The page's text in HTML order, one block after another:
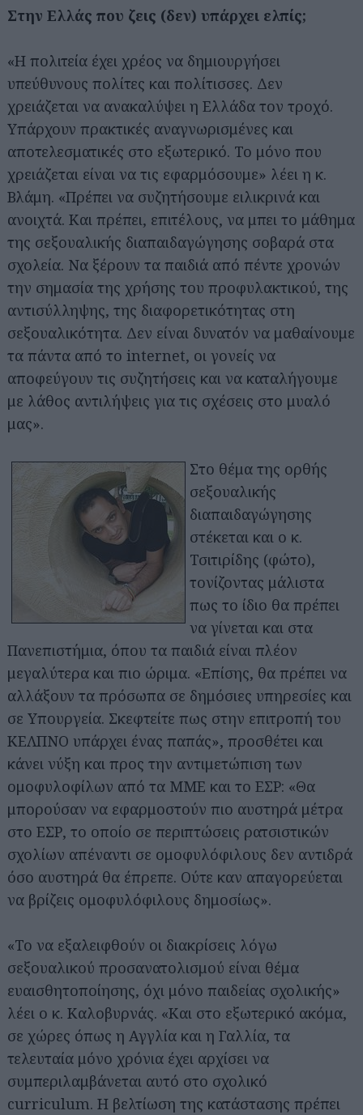
Στην Ελλάς που ζεις (δεν) υπάρχει ελπίς;
«Η πολιτεία έχει χρέος να δημιουργήσει
υπεύθυνους πολίτες και πολίτισσες. Δεν
χρειάζεται να ανακαλύψει η Ελλάδα τον τροχό.
Υπάρχουν πρακτικές αναγνωρισμένες και
αποτελεσματικές στο εξωτερικό. Το μόνο που
χρειάζεται είναι να τις εφαρμόσουμε» λέει η κ.
Βλάμη. «Πρέπει να συζητήσουμε ειλικρινά και
ανοιχτά. Και πρέπει, επιτέλους, να μπει το μάθημα
της σεξουαλικής διαπαιδαγώγησης σοβαρά στα
σχολεία. Να ξέρουν τα παιδιά από πέντε χρονών
την σημασία της χρήσης του προφυλακτικού, της
αντισύλληψης, της διαφορετικότητας στη
σεξουαλικότητα. Δεν είναι δυνατόν να μαθαίνουμε
τα πάντα από το internet, οι γονείς να
αποφεύγουν τις συζητήσεις και να καταλήγουμε
με λάθος αντιλήψεις για τις σχέσεις στο μυαλό
μας».
Στο θέμα της ορθής
σεξουαλικής
διαπαιδαγώγησης
στέκεται και ο κ.
Τσιτιρίδης (φώτο),
τονίζοντας μάλιστα
πως το ίδιο θα πρέπει
να γίνεται και στα
Πανεπιστήμια, όπου τα παιδιά είναι πλέον
μεγαλύτερα και πιο ώριμα. «Επίσης, θα πρέπει να
αλλάξουν τα πρόσωπα σε δημόσιες υπηρεσίες και
σε Υπουργεία. Σκεφτείτε πως στην επιτροπή του
ΚΕΛΠΝΟ υπάρχει ένας παπάς», προσθέτει και
κάνει νύξη και προς την αντιμετώπιση των
ομοφυλοφίλων από τα ΜΜΕ και το ΕΣΡ: «Θα
μπορούσαν να εφαρμοστούν πιο αυστηρά μέτρα
στο ΕΣΡ, το οποίο σε περιπτώσεις ρατσιστικών
σχολίων απέναντι σε ομοφυλόφιλους δεν αντιδρά
όσο αυστηρά θα έπρεπε. Ούτε καν απαγορεύεται
να βρίζεις ομοφυλόφιλους δημοσίως».
«Το να εξαλειφθούν οι διακρίσεις λόγω
σεξουαλικού προσανατολισμού είναι θέμα
ευαισθητοποίησης, όχι μόνο παιδείας σχολικής»
λέει ο κ. Καλοβυρνάς. «Και στο εξωτερικό ακόμα,
σε χώρες όπως η Αγγλία και η Γαλλία, τα
τελευταία μόνο χρόνια έχει αρχίσει να
συμπεριλαμβάνεται αυτό στο σχολικό
curriculum. Η βελτίωση της κατάστασης πρέπει